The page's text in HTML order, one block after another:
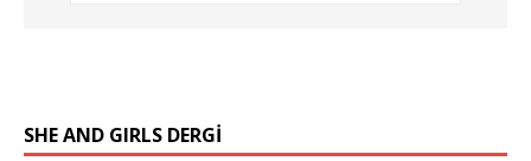
SHE AND GIRLS DERGİ